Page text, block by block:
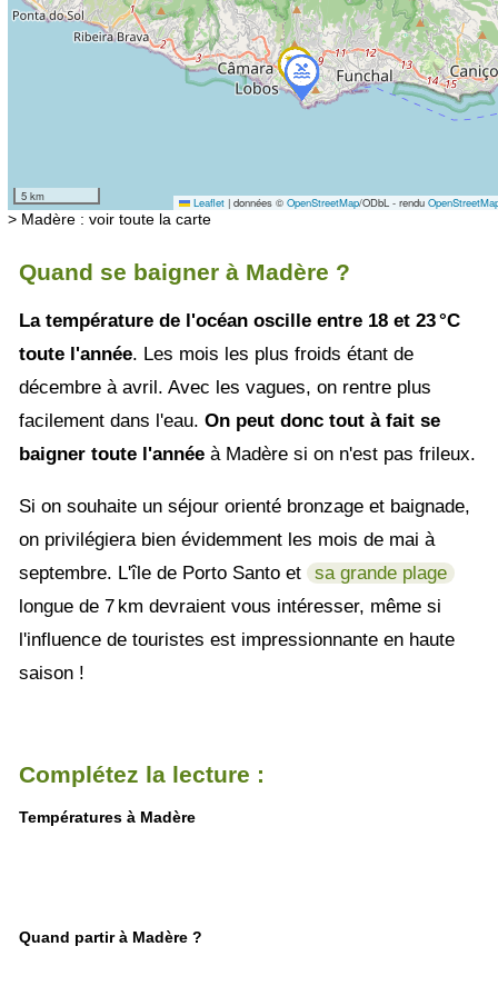
5 km Leaflet |données © OpenStreetMap/ODbL - rendu
> Madère : voir toute la carte
Quand se baigner à Madère ?
La température de l'océan oscille entre 18 et 23 °C
toute l'année. Les mois les plus froids étant de
décembre à avril. Avec les vagues, on rentre plus
facilement dans l'eau. On peut donc tout à fait se
baigner toute l'annéeà Madère si on n'est pas frileux.
Si on souhaite un séjour orienté bronzage et baignade,
on privilégiera bien évidemment les mois de mai à
septembre. L'île de Porto Santo et
sa grande plage
longue de 7 km devraient vous intéresser, même si
l'influence de touristes est impressionnante en haute
saison !
Complétez la lecture :
Températures à Madère
Quand partir à Madère ?